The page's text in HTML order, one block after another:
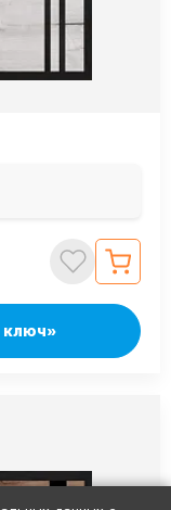
ключ»